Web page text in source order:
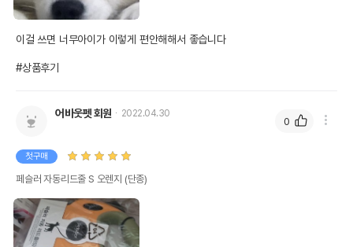
이걸 쓰면 너무아이가 이렇게 편안해해서 좋습니다
#상품후기
어바웃펫 회원 2022.04.30
첫구매
페슬러 자동리드줄 S 오렌지 (단종)
0